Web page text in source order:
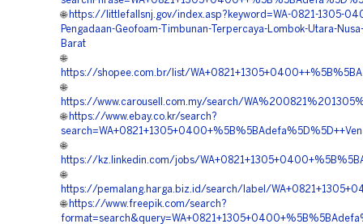
🌐 https://littlefallsnj.gov/index.asp?keyword=WA-0821-1305-
Pengadaan-Geofoam-Timbunan-Terpercaya-Lombok-Utara-
Barat
🌐
https://shopee.com.br/list/
🌐
https://www.carousell.com.my/search/
🌐 https://www.ebay.co.kr/search?
🌐
https://kz.linkedin.com/jobs/
🌐
https://pemalang.harga.biz.id/search/label/
🌐 https://www.freepik.com/search?